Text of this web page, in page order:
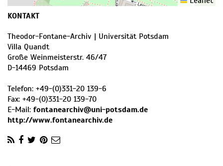
KONTAKT
Theodor-Fontane-Archiv | Universität Potsdam
Villa Quandt
Große Weinmeisterstr. 46/47
D-14469 Potsdam
Telefon: +49-(0)331-20 139-6
Fax: +49-(0)331-20 139-70
E-Mail: fontanearchiv@uni-potsdam.de
http://www.fontanearchiv.de